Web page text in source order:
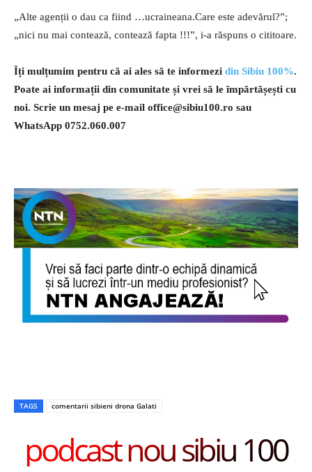
„Alte agenții o dau ca fiind …ucraineana.Care este adevărul?”;
„nici nu mai contează, contează fapta !!!”, i-a răspuns o cititoare.
Îți mulțumim pentru că ai ales să te informezi din Sibiu 100%.
Poate ai informații din comunitate și vrei să le împărtășești cu
noi. Scrie un mesaj pe e-mail office@sibiu100.ro sau
WhatsApp 0752.060.007
TAGS comentarii sibieni drona Galati
podcast nou sibiu 100